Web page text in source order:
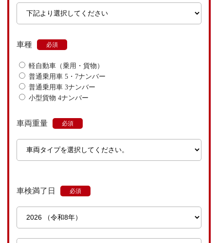
車種
軽自動車（乗用・貨物）
普通乗用車 5・7ナンバー
普通乗用車 3ナンバー
小型貨物 4ナンバー
車両重量
車検満了日